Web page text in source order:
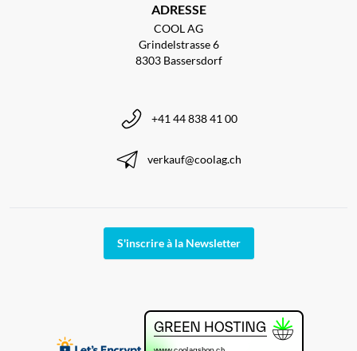
ADRESSE
COOL AG
Grindelstrasse 6
8303 Bassersdorf
+41 44 838 41 00
verkauf@coolag.ch
S'inscrire à la Newsletter